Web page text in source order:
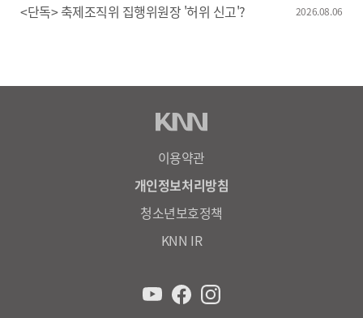
<단독> 축제조직위 집행위원장 '허위 신고'? 2026.08.06
이용약관
개인정보처리방침
청소년보호정책
KNN IR